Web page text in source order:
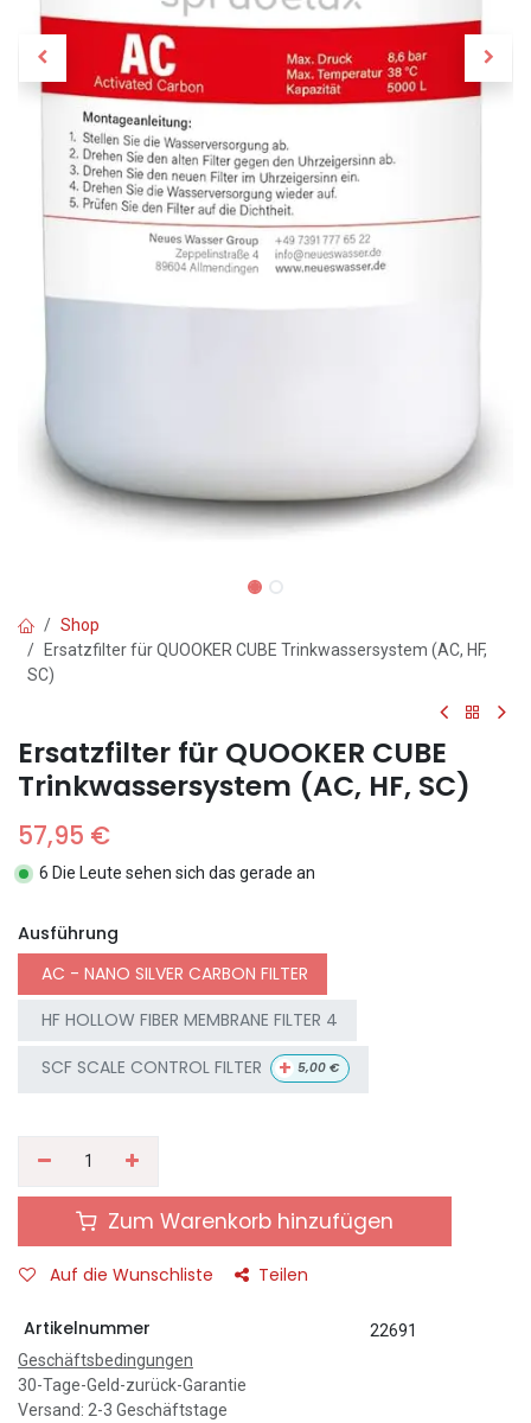
Shop
Ersatzfilter für QUOOKER CUBE Trinkwassersystem (AC, HF,
SC)
Ersatzfilter für QUOOKER CUBE
Trinkwassersystem (AC, HF, SC)
57,95 €
6 Die Leute sehen sich das gerade an
Ausführung
AC - NANO SILVER CARBON FILTER
HF HOLLOW FIBER MEMBRANE FILTER 4
SCF SCALE CONTROL FILTER + 5,00 €
Zum Warenkorb hinzufügen
Auf die Wunschliste Teilen
Artikelnummer
22691
Geschäftsbedingungen
30-Tage-Geld-zurück-Garantie
Versand: 2-3 Geschäftstage